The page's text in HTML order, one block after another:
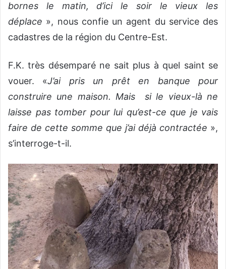
bornes le matin, d’ici le soir le vieux les
déplace », nous confie un agent du service des
cadastres de la région du Centre-Est.
F.K. très désemparé ne sait plus à quel saint se
vouer. «J’ai pris un prêt en banque pour
construire une maison. Mais si le vieux-là ne
laisse pas tomber pour lui qu’est-ce que je vais
faire de cette somme que j’ai déjà contractée »,
s’interroge-t-il.